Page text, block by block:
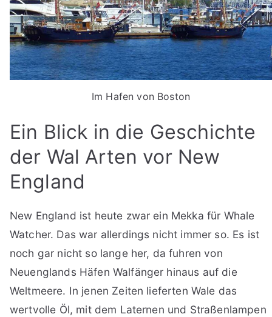
Im Hafen von Boston
Ein Blick in die Geschichte
der Wal Arten vor New
England
New England ist heute zwar ein Mekka für Whale
Watcher. Das war allerdings nicht immer so. Es ist
noch gar nicht so lange her, da fuhren von
Neuenglands Häfen Walfänger hinaus auf die
Weltmeere. In jenen Zeiten lieferten Wale das
wertvolle Öl, mit dem Laternen und Straßenlampen